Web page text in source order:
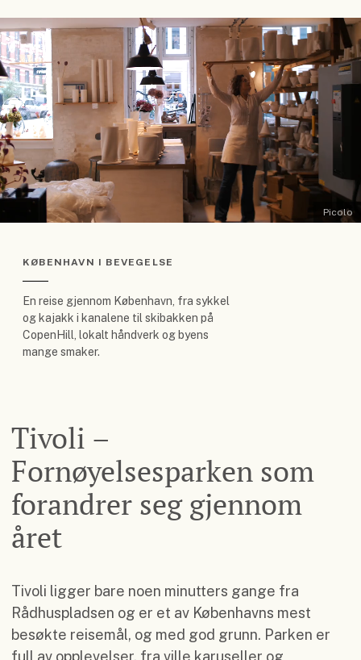
Picolo
KØBENHAVN I BEVEGELSE
En reise gjennom København, fra sykkel
og kajakk i kanalene til skibakken på
CopenHill, lokalt håndverk og byens
mange smaker.
Tivoli –
Fornøyelsesparken som
forandrer seg gjennom
året
Tivoli ligger bare noen minutters gange fra
Rådhuspladsen og er et av Københavns mest
besøkte reisemål, og med god grunn. Parken er
full av opplevelser, fra ville karuseller og